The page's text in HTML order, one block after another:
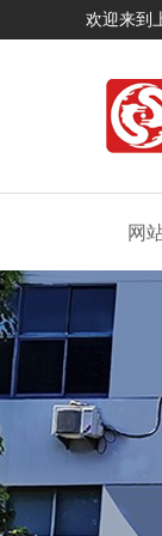
欢迎来到
网